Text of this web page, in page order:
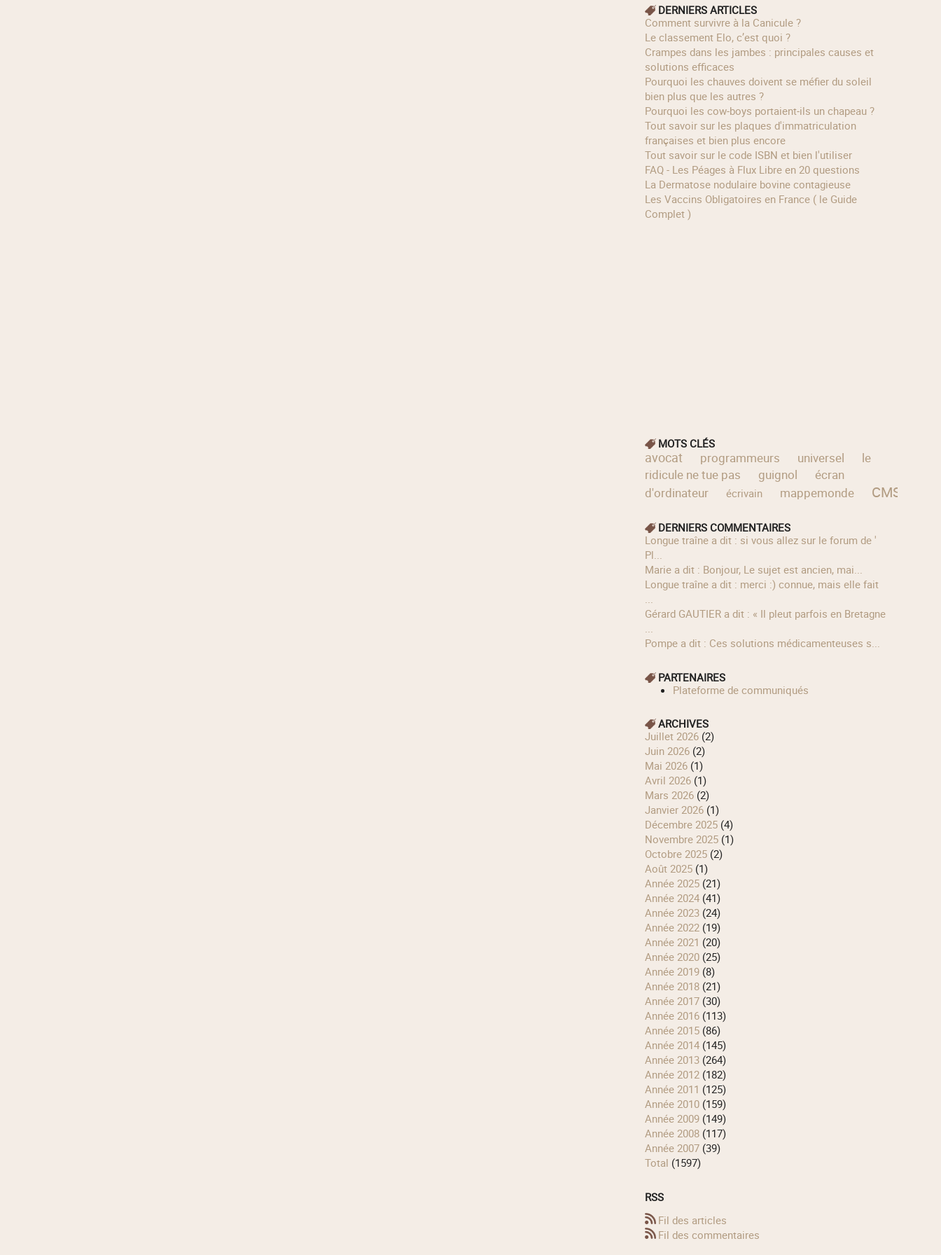
DERNIERS ARTICLES
Comment survivre à la Canicule ?
Le classement Elo, c’est quoi ?
Crampes dans les jambes : principales causes et
solutions efficaces
Pourquoi les chauves doivent se méfier du soleil
bien plus que les autres ?
Pourquoi les cow‑boys portaient‑ils un chapeau ?
Tout savoir sur les plaques d'immatriculation
françaises et bien plus encore
Tout savoir sur le code ISBN et bien l'utiliser
FAQ - Les Péages à Flux Libre en 20 questions
La Dermatose nodulaire bovine contagieuse
Les Vaccins Obligatoires en France ( le Guide
Complet )
MOTS CLÉS
avocat programmeurs universel
le
ridicule ne tue pas
guignol
écran
d'ordinateur
écrivain mappemonde CMS
DERNIERS COMMENTAIRES
longue traîne a dit : si vous allez sur le forum de '
Pl...
Marie a dit : Bonjour, Le sujet est ancien, mai...
longue traîne a dit : merci :) connue, mais elle fait
...
Gérard GAUTIER a dit : « Il pleut parfois en Bretagne
...
Pompe a dit : Ces solutions médicamenteuses s...
PARTENAIRES
Plateforme de communiqués
ARCHIVES
juillet 2026(2)
juin 2026(2)
mai 2026(1)
avril 2026(1)
mars 2026(2)
janvier 2026(1)
décembre 2025(4)
novembre 2025(1)
octobre 2025(2)
août 2025(1)
année 2025(21)
année 2024(41)
année 2023(24)
année 2022(19)
année 2021 (20)
année 2020(25)
année 2019(8)
année 2018(21)
année 2017(30)
année 2016(113)
année 2015(86)
année 2014(145)
année 2013(264)
année 2012(182)
année 2011 (125)
année 2010(159)
année 2009(149)
année 2008(117)
année 2007(39)
total (1597)
RSS
Fil des articles
Fil des commentaires